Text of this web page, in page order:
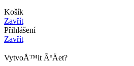
Košík
Zavřít
Přihlášení
Zavřít
VytvoÅ™it ÃºÄet?